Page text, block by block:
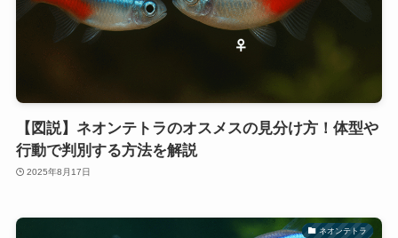
【図説】ネオンテトラのオスメスの見分け方！体型や
行動で判別する方法を解説
2025年8月17日
ネオンテトラ